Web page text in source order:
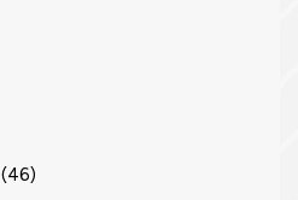
(46)